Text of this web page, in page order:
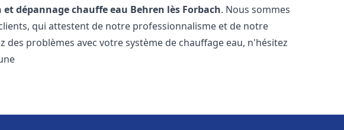
dépannage chauffe eau Behren lès Forbach. Nous sommes
qui attestent de notre professionnalisme et de notre
des problèmes avec votre système de chauffage eau, n'hésitez